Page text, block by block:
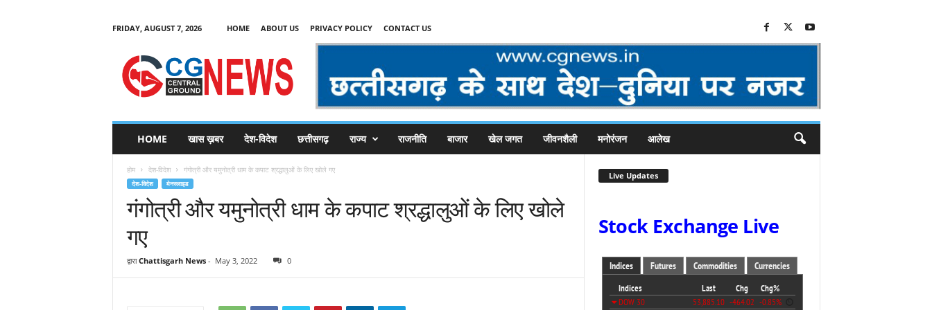
FRIDAY, AUGUST 7, 2026 HOME ABOUT US PRIVACY POLICY CONTACT US
C
HOME खास ख़बर देश-विदेश छत्तीसगढ़ राज्य राजनीति बाजार खेल जगत जीवनशैली मनोरंजन आलेख
होम देश-विदेश गंगोत्री और यमुनोत्री धाम के कपाट श्रद्धालुओं के लिए खोले गए
देश-विदेश मेनस्लाइड
गंगोत्री और यमुनोत्री धाम के कपाट श्रद्धालुओं के लिए खोले
गए
द्वारा Chattisgarh News- May 3, 2022 0
Live Updates
Stock Exchange Live